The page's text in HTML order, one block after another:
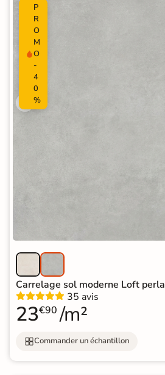
P
R
O
M
O
-
4
0
%
Carrelage sol moderne Loft
35 avis
23€90 /m²
Commander un échantillon